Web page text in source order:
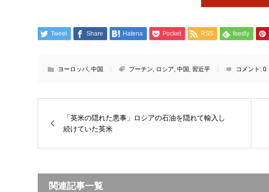
Tweet Share Hatena Pocket RSS feedly
ヨーロッパ, 中国 プーチン ロシア 中国 習近平 コメント: 0
「英米の隠れた悪事」ロシアの石油を隠れて輸入し
続けていた英米
関連記事一覧